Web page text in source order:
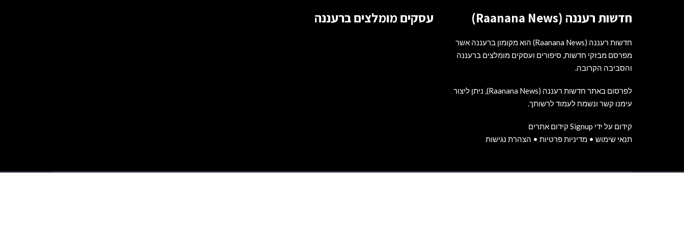
חדשות רעננה (Raanana News)
חדשות רעננה (Raanana News) הוא מקומון ברעננה אשר
מפרסם מבזקי חדשות, סיפורים ועסקים מומלצים ברעננה
והסביבה הקרובה.
לפרסום באתר חדשות רעננה (Raanana News), ניתן ליצור
עימנו קשר ונשמח לעמוד לרשותך.
קידום על ידי Signup קידום אתרים
תנאי שימוש • מדיניות פרטיות • הצהרת נגישות
עסקים מומלצים ברעננה